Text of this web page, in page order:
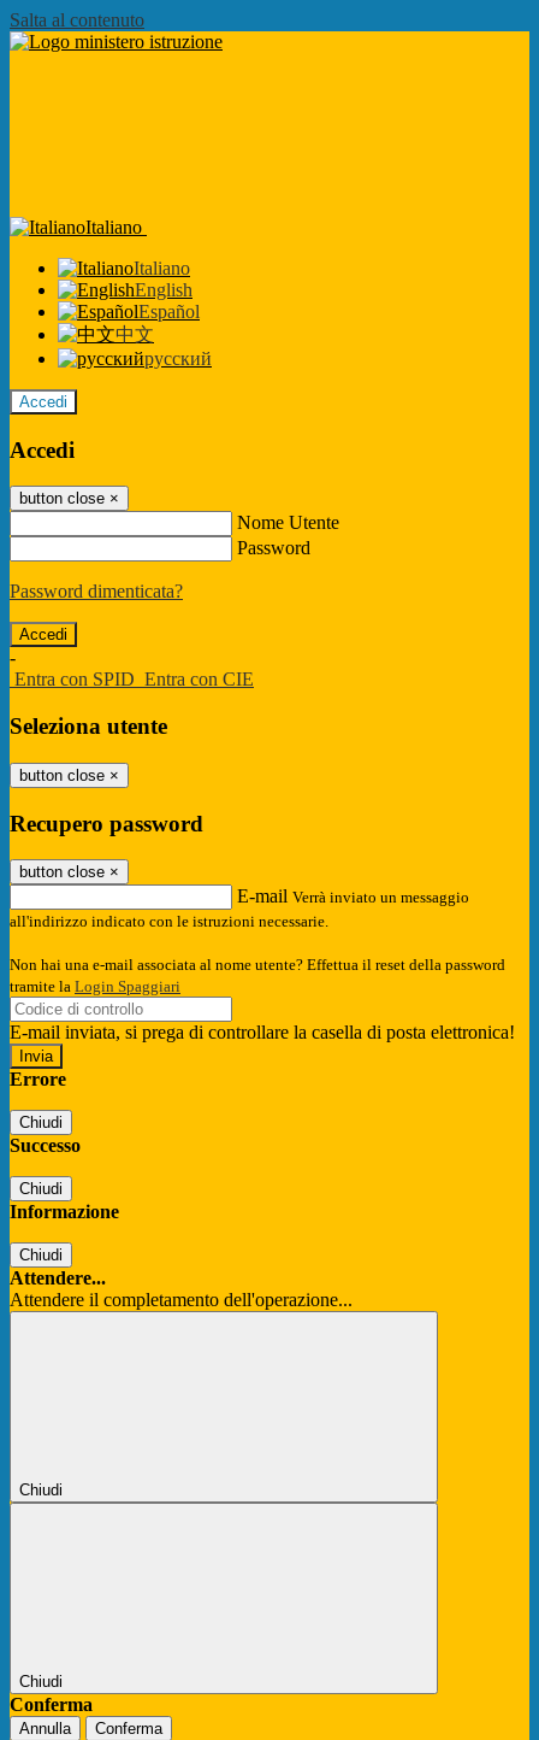
Salta al contenuto
Italiano
Italiano
English
Español
中文
русский
Accedi
Accedi
button close ×
Nome Utente
Password
Password dimenticata?
-
Entra con SPID Entra con CIE
Seleziona utente
button close ×
Recupero password
button close ×
E-mail Verrà inviato un messaggio
all'indirizzo indicato con le istruzioni necessarie.
Non hai una e-mail associata al nome utente? Effettua il reset della password
tramite la Login Spaggiari
E-mail inviata, si prega di controllare la casella di posta elettronica!
Errore
Chiudi
Successo
Chiudi
Informazione
Chiudi
Attendere...
Attendere il completamento dell'operazione...
Chiudi
Chiudi
Conferma
Annulla Conferma